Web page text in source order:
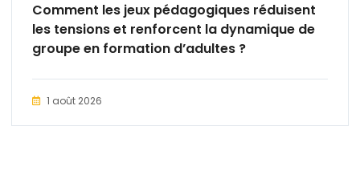
Comment les jeux pédagogiques réduisent
les tensions et renforcent la dynamique de
groupe en formation d’adultes ?
1 août 2026